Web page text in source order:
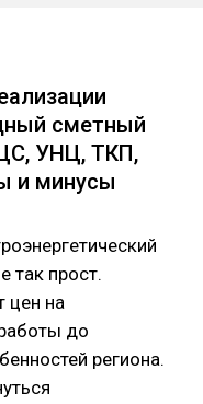
сметный
УНЦ, ТКП,
и минусы
так прост.
цен на
до
региона.